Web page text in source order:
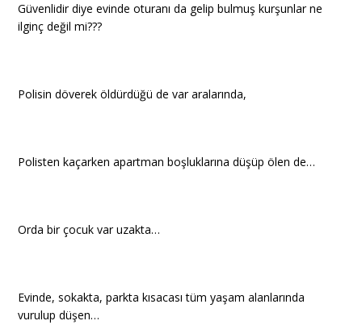
Güvenlidir diye evinde oturanı da gelip bulmuş kurşunlar ne
ilginç değil mi???
Polisin döverek öldürdüğü de var aralarında,
Polisten kaçarken apartman boşluklarına düşüp ölen de…
Orda bir çocuk var uzakta…
Evinde, sokakta, parkta kısacası tüm yaşam alanlarında
vurulup düşen…